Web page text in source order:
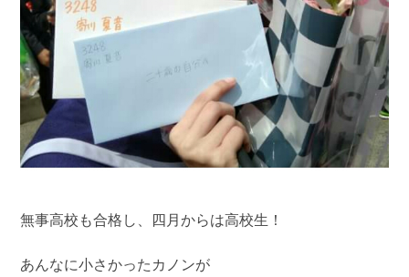
無事高校も合格し、四月からは高校生！
あんなに小さかったカノンが